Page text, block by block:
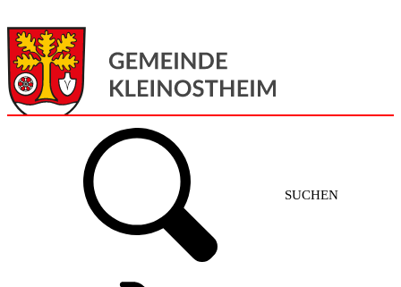
SUCHEN
Gemeinde + Service